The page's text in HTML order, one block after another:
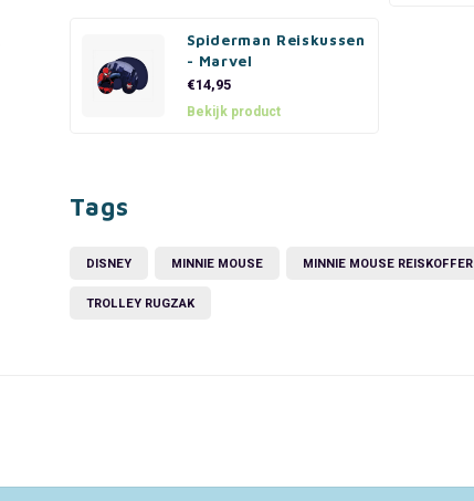
Spiderman Reiskussen
- Marvel
€14,95
Bekijk product
Tags
DISNEY MINNIE MOUSE MINNIE MOUSE REISKOFFER
TROLLEY RUGZAK